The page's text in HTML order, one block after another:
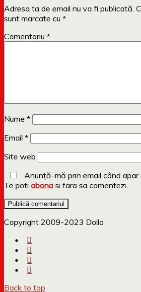
Adresa ta de email nu va fi publicată.
sunt marcate cu *
Comentariu *
Nume *
Email *
Site web
Anunță-mă prin email când apar
Te poti abona si fara sa comentezi.
Copyright 2009-2023 Dollo
Back to top